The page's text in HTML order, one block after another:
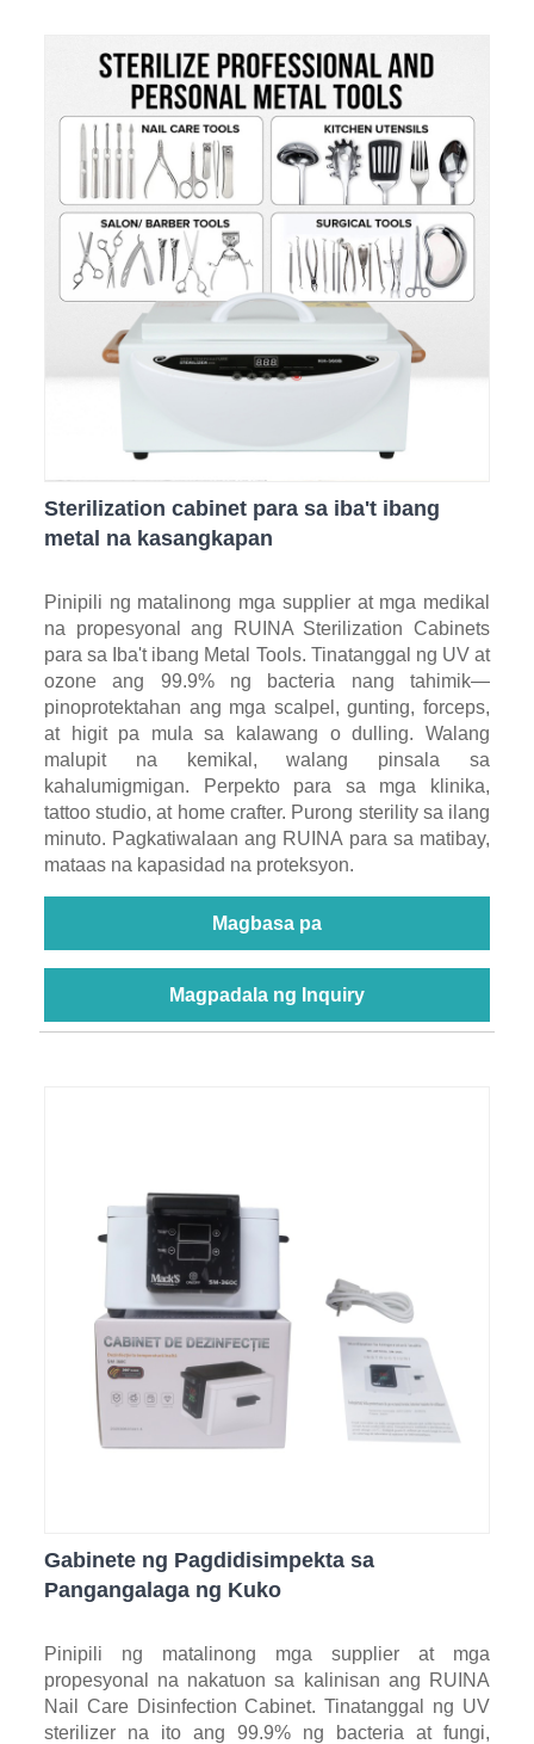
Sterilization cabinet para sa iba't ibang
metal na kasangkapan
Pinipili ng matalinong mga supplier at mga medikal
na propesyonal ang RUINA Sterilization Cabinets
para sa Iba't ibang Metal Tools. Tinatanggal ng UV at
ozone ang 99.9% ng bacteria nang tahimik—
pinoprotektahan ang mga scalpel, gunting, forceps,
at higit pa mula sa kalawang o dulling. Walang
malupit na kemikal, walang pinsala sa
kahalumigmigan. Perpekto para sa mga klinika,
tattoo studio, at home crafter. Purong sterility sa ilang
minuto. Pagkatiwalaan ang RUINA para sa matibay,
mataas na kapasidad na proteksyon.
Magbasa pa
Magpadala ng Inquiry
Gabinete ng Pagdidisimpekta sa
Pangangalaga ng Kuko
Pinipili ng matalinong mga supplier at mga
propesyonal na nakatuon sa kalinisan ang RUINA
Nail Care Disinfection Cabinet. Tinatanggal ng UV
sterilizer na ito ang 99.9% ng bacteria at fungi,